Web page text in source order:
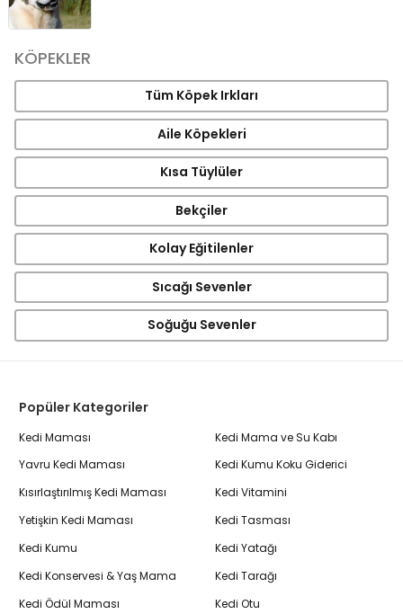
KÖPEKLER
Tüm Köpek Irkları
Aile Köpekleri
Kısa Tüylüler
Bekçiler
Kolay Eğitilenler
Sıcağı Sevenler
Soğuğu Sevenler
Popüler Kategoriler
Kedi Maması
Yavru Kedi Maması
Kısırlaştırılmış Kedi Maması
Yetişkin Kedi Maması
Kedi Kumu
Kedi Konservesi & Yaş Mama
Kedi Ödül Maması
Kedi Mama ve Su Kabı
Kedi Kumu Koku Giderici
Kedi Vitamini
Kedi Tasması
Kedi Yatağı
Kedi Tarağı
Kedi Otu